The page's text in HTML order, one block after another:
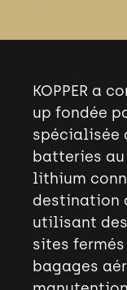
KOPPER a
up fondée
spécialisée
batteries
lithium
destination
utilisant
sites
bagages